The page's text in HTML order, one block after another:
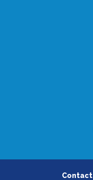
Contact